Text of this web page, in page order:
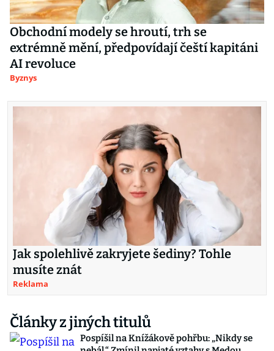
Obchodní modely se hroutí, trh se
extrémně mění, předpovídají čeští kapitáni
AI revoluce
Byznys
Jak spolehlivě zakryjete šediny? Tohle
musíte znát
Reklama
Články z jiných titulů
Pospíšil na Knížákově pohřbu: „Nikdy se